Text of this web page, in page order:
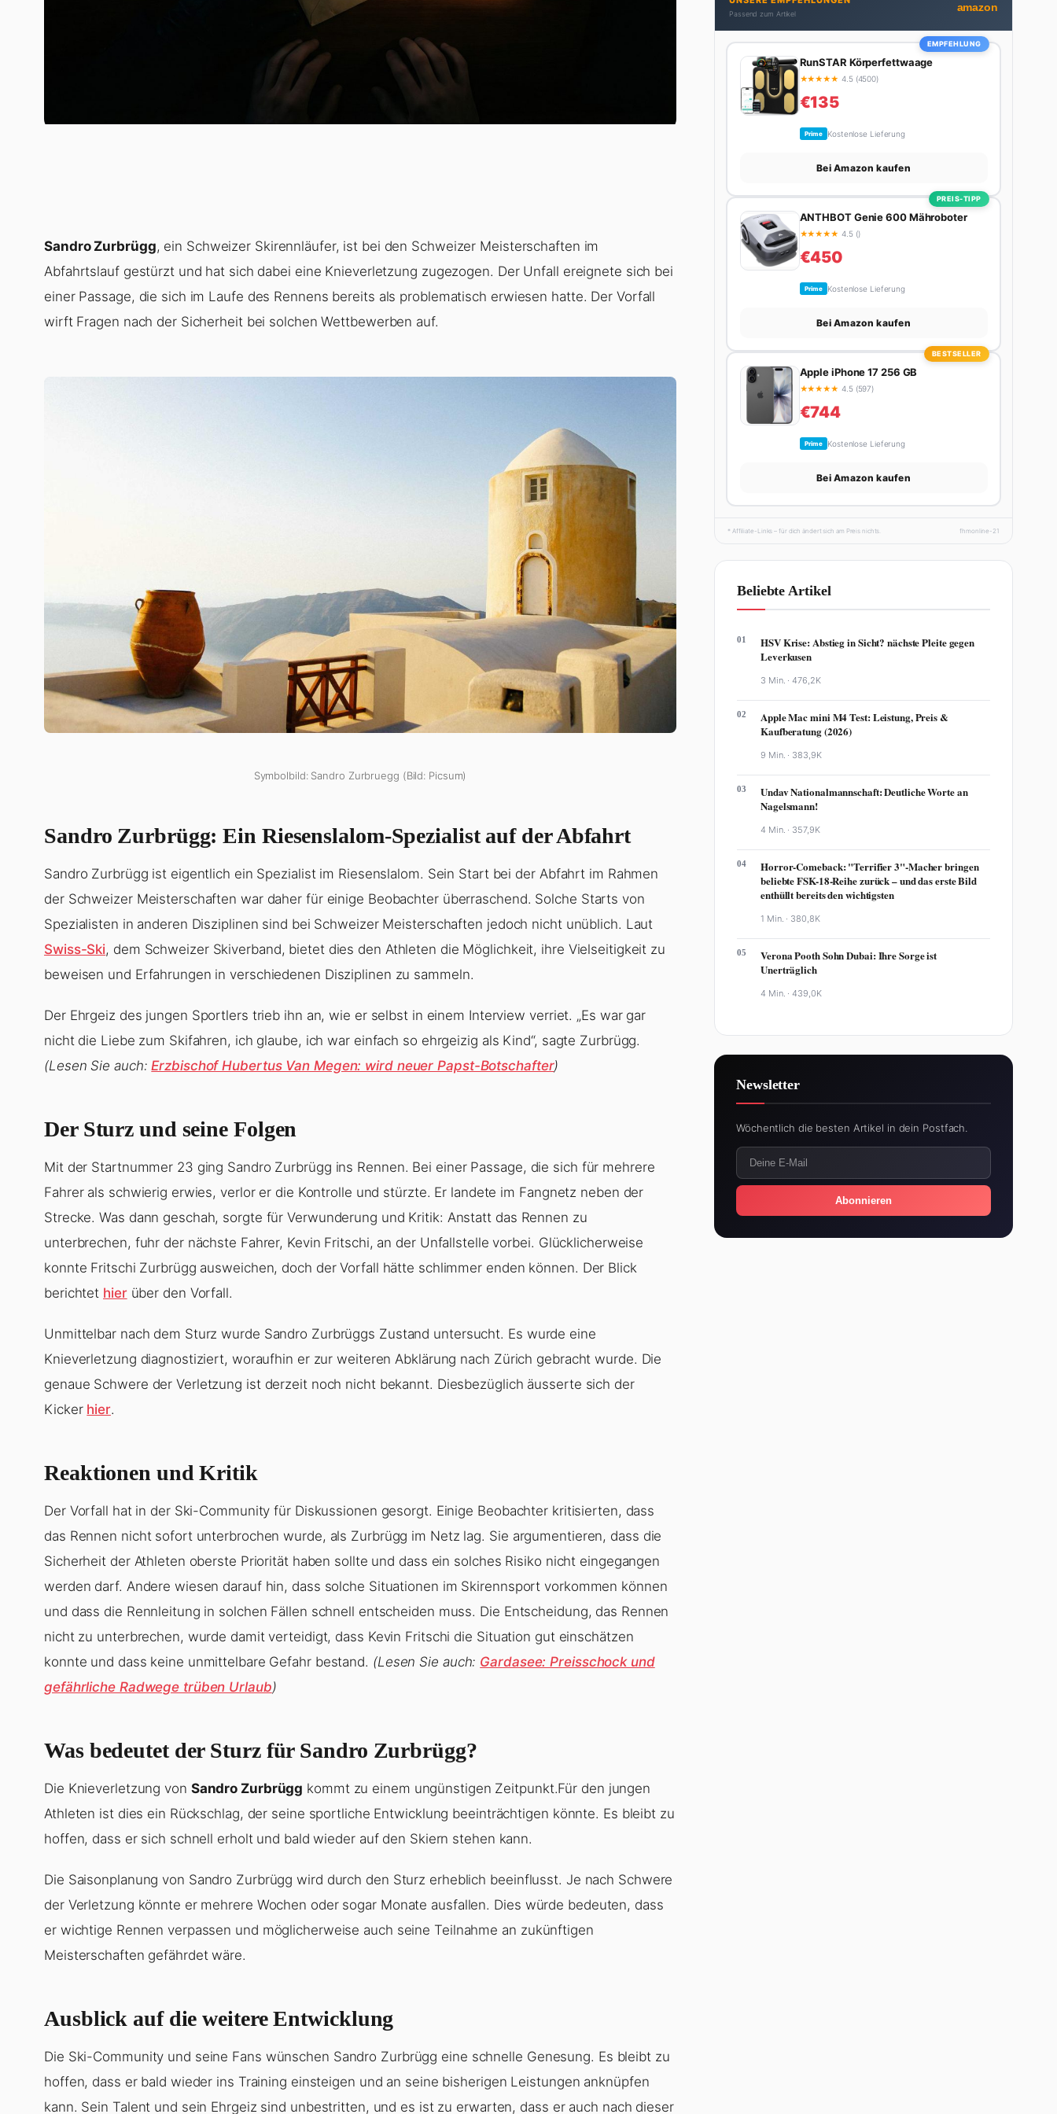
Sandro Zurbrügg, ein Schweizer Skirennläufer, ist bei den Schweizer Meisterschaften im
Abfahrtslauf gestürzt und hat sich dabei eine Knieverletzung zugezogen. Der Unfall ereignete sich bei
einer Passage, die sich im Laufe des Rennens bereits als problematisch erwiesen hatte. Der Vorfall
wirft Fragen nach der Sicherheit bei solchen Wettbewerben auf.
Symbolbild: Sandro Zurbruegg (Bild: Picsum)
Sandro Zurbrügg: Ein Riesenslalom-Spezialist auf der Abfahrt
Sandro Zurbrügg ist eigentlich ein Spezialist im Riesenslalom. Sein Start bei der Abfahrt im Rahmen
der Schweizer Meisterschaften war daher für einige Beobachter überraschend. Solche Starts von
Spezialisten in anderen Disziplinen sind bei Schweizer Meisterschaften jedoch nicht unüblich. Laut
Swiss-Ski, dem Schweizer Skiverband, bietet dies den Athleten die Möglichkeit, ihre Vielseitigkeit zu
beweisen und Erfahrungen in verschiedenen Disziplinen zu sammeln.
Der Ehrgeiz des jungen Sportlers trieb ihn an, wie er selbst in einem Interview verriet. „Es war gar
nicht die Liebe zum Skifahren, ich glaube, ich war einfach so ehrgeizig als Kind“, sagte Zurbrügg.
(Lesen Sie auch:Erzbischof Hubertus Van Megen: wird neuer Papst-Botschafter)
Der Sturz und seine Folgen
Mit der Startnummer 23 ging Sandro Zurbrügg ins Rennen. Bei einer Passage, die sich für mehrere
Fahrer als schwierig erwies, verlor er die Kontrolle und stürzte. Er landete im Fangnetz neben der
Strecke. Was dann geschah, sorgte für Verwunderung und Kritik: Anstatt das Rennen zu
unterbrechen, fuhr der nächste Fahrer, Kevin Fritschi, an der Unfallstelle vorbei. Glücklicherweise
konnte Fritschi Zurbrügg ausweichen, doch der Vorfall hätte schlimmer enden können. Der Blick
berichtet hierüber den Vorfall.
Unmittelbar nach dem Sturz wurde Sandro Zurbrüggs Zustand untersucht. Es wurde eine
Knieverletzung diagnostiziert, woraufhin er zur weiteren Abklärung nach Zürich gebracht wurde. Die
genaue Schwere der Verletzung ist derzeit noch nicht bekannt. Diesbezüglich äusserte sich der
Kicker hier.
Reaktionen und Kritik
Der Vorfall hat in der Ski-Community für Diskussionen gesorgt. Einige Beobachter kritisierten, dass
das Rennen nicht sofort unterbrochen wurde, als Zurbrügg im Netz lag. Sie argumentieren, dass die
Sicherheit der Athleten oberste Priorität haben sollte und dass ein solches Risiko nicht eingegangen
werden darf. Andere wiesen darauf hin, dass solche Situationen im Skirennsport vorkommen können
und dass die Rennleitung in solchen Fällen schnell entscheiden muss. Die Entscheidung, das Rennen
nicht zu unterbrechen, wurde damit verteidigt, dass Kevin Fritschi die Situation gut einschätzen
konnte und dass keine unmittelbare Gefahr bestand. (Lesen Sie auch: Gardasee: Preisschock und
gefährliche Radwege trüben Urlaub)
Was bedeutet der Sturz für Sandro Zurbrügg?
Die Knieverletzung von Sandro Zurbrügg kommt zu einem ungünstigen Zeitpunkt.Für den jungen
Athleten ist dies ein Rückschlag, der seine sportliche Entwicklung beeinträchtigen könnte. Es bleibt zu
hoffen, dass er sich schnell erholt und bald wieder auf den Skiern stehen kann.
Die Saisonplanung von Sandro Zurbrügg wird durch den Sturz erheblich beeinflusst. Je nach Schwere
der Verletzung könnte er mehrere Wochen oder sogar Monate ausfallen. Dies würde bedeuten, dass
er wichtige Rennen verpassen und möglicherweise auch seine Teilnahme an zukünftigen
Meisterschaften gefährdet wäre.
Ausblick auf die weitere Entwicklung
Die Ski-Community und seine Fans wünschen Sandro Zurbrügg eine schnelle Genesung. Es bleibt zu
hoffen, dass er bald wieder ins Training einsteigen und an seine bisherigen Leistungen anknüpfen
kann. Sein Talent und sein Ehrgeiz sind unbestritten, und es ist zu erwarten, dass er auch nach dieser
Trip – sei es ein Wochenende in den Bergen, eine
Motorradtour durch die Alpen oder der jährliche
Campingtrip mit den Jungs. Sein Credo: Das Leben
ist zu kurz für langweilige Wochenenden.
Passend zum Artikel
amazon
EMPFEHLUNG
RunSTAR Körperfettwaage
★★★★★ 4.5 (4500)
€135
Prime Kostenlose Lieferung
Bei Amazon kaufen
PREIS-TIPP
ANTHBOT Genie 600 Mähroboter
★★★★★ 4.5 ()
€450
Prime Kostenlose Lieferung
Bei Amazon kaufen
BESTSELLER
Apple iPhone 17 256 GB
★★★★★ 4.5 (597)
€744
Prime Kostenlose Lieferung
Bei Amazon kaufen
* Affiliate-Links – für dich ändert sich am Preis nichts. fhmonline-21
Beliebte Artikel
01
HSV Krise: Abstieg in Sicht? nächste Pleite gegen
Leverkusen
3 Min. ·476,2K
02
Apple Mac mini M4 Test: Leistung, Preis &
Kaufberatung (2026)
9 Min. · 383,9K
03
Undav Nationalmannschaft: Deutliche Worte an
Nagelsmann!
4 Min. · 357,9K
04
Horror-Comeback: "Terrifier 3"-Macher bringen
beliebte FSK-18-Reihe zurück – und das erste Bild
enthüllt bereits den wichtigsten
1 Min. · 380,8K
05
Verona Pooth Sohn Dubai: Ihre Sorge ist
Unerträglich
4 Min. ·439,0K
Newsletter
Wöchentlich die besten Artikel in dein Postfach.
Abonnieren